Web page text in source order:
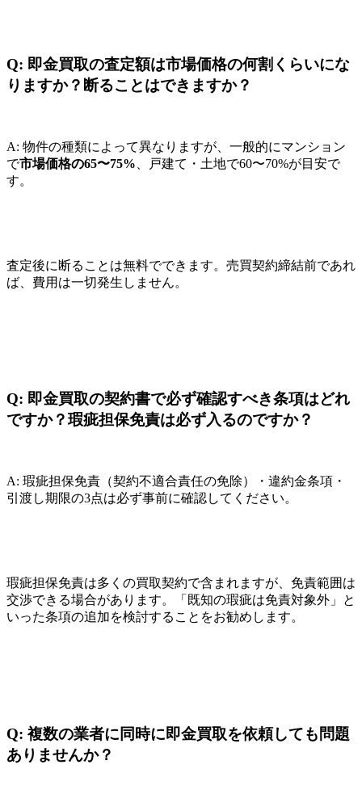
Q: 即金買取の査定額は市場価格の何割くらいにな
りますか？断ることはできますか？
A: 物件の種類によって異なりますが、一般的にマンション
で市場価格の65〜75% 、戸建て・土地で60〜70%が目安で
す。
査定後に断ることは無料でできます。売買契約締結前であれ
ば、費用は一切発生しません。
Q: 即金買取の契約書で必ず確認すべき条項はどれ
ですか？瑕疵担保免責は必ず入るのですか？
A: 瑕疵担保免責（契約不適合責任の免除）・違約金条項・
引渡し期限の3点は必ず事前に確認してください。
瑕疵担保免責は多くの買取契約で含まれますが、免責範囲は
交渉できる場合があります。「既知の瑕疵は免責対象外」と
いった条項の追加を検討することをお勧めします。
Q: 複数の業者に同時に即金買取を依頼しても問題
ありませんか？